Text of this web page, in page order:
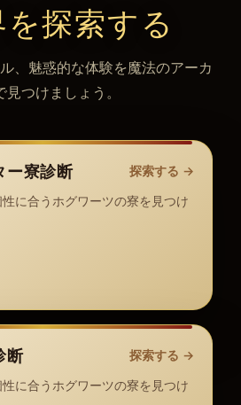
探索する
、魅惑的な体験を魔法のアーカ
見つけましょう。
ー寮診断 探索する →
に合うホグワーツの寮を見つけ
断 探索する →
に合うホグワーツの寮を見つけ